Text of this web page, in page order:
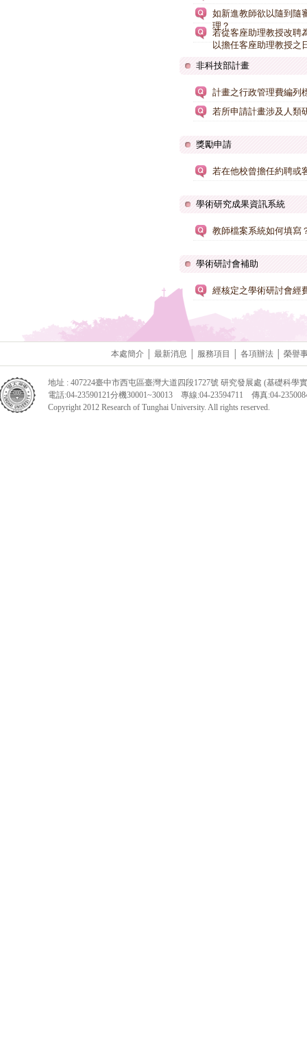
如新進教師欲以隨到隨
理？
若從客座助理教授改聘
以擔任客座助理教授之
非科技部計畫
計畫之行政管理費編列
若所申請計畫涉及人類
獎勵申請
若在他校曾擔任約聘或
學術研究成果資訊系統
教師檔案系統如何填寫
學術研討會補助
經核定之學術研討會經
本處簡介 最新消息 服務項目 各項辦法 榮譽
地址 : 407224臺中市西屯區臺灣大道四段1727號 研究發展處 (基礎科學
電話:04-23590121分機30001~30013 專線:04-23594711 傳真:04-
Copyright 2012 Research of Tunghai University. All rights reserved.